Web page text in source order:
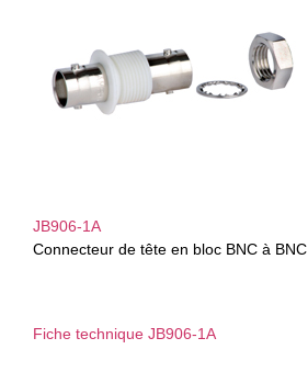
JB906-1A
Connecteur de tête en bloc BNC à BNC
Fiche technique JB906-1A